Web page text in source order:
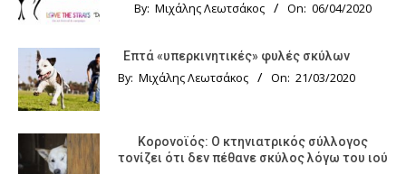
By: Μιχάλης Λεωτσάκος On: 06/04/2020
Επτά «υπερκινητικές» φυλές σκύλων
By: Μιχάλης Λεωτσάκος On: 21/03/2020
Κορονοϊός: Ο κτηνιατρικός σύλλογος
τονίζει ότι δεν πέθανε σκύλος λόγω του ιού